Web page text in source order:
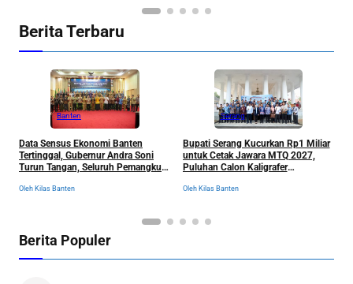
Berita Terbaru
Banten
Data Sensus Ekonomi Banten
Tertinggal, Gubernur Andra Soni
Turun Tangan, Seluruh Pemangku
Dikumpulkan
Oleh Kilas Banten
Serang
Bupati Serang Kucurkan Rp1 Miliar
untuk Cetak Jawara MTQ 2027,
Puluhan Calon Kaligrafer
Oleh Kilas Banten
Berita Populer